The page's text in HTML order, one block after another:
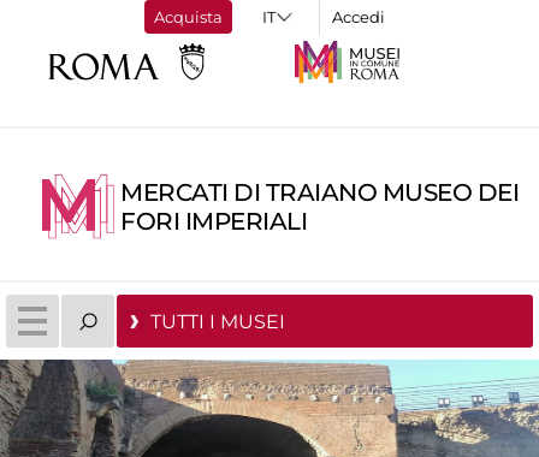
Acquista Accedi
MERCATI DI TRAIANO MUSEO DEI
FORI IMPERIALI
TUTTI I MUSEI